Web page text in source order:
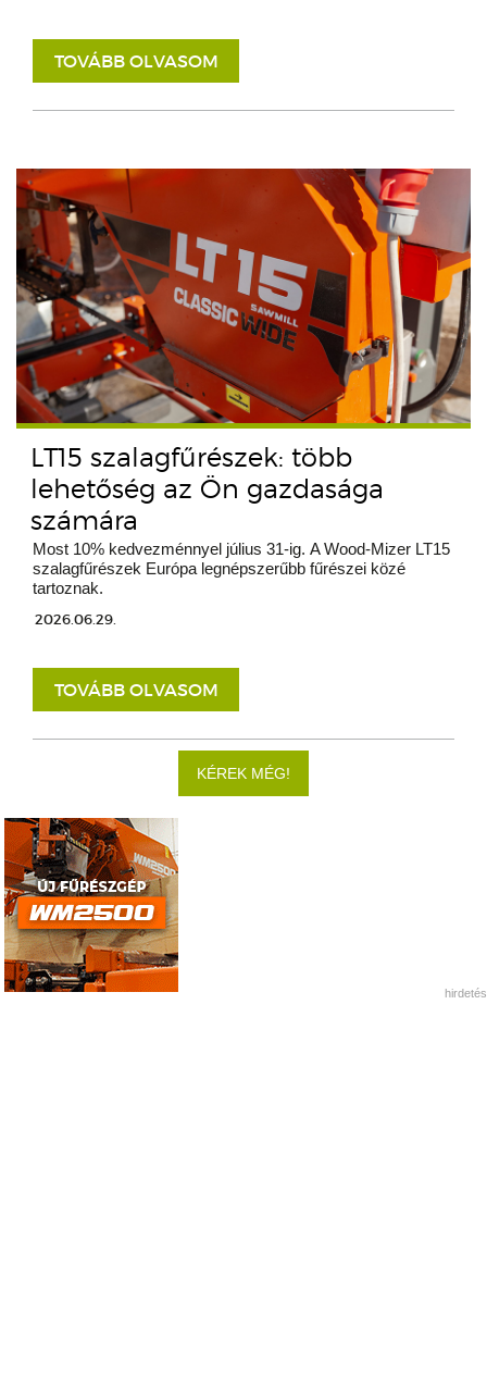
TOVÁBB OLVASOM
LT15 szalagfűrészek: több
lehetőség az Ön gazdasága
számára
Most 10% kedvezménnyel július 31-ig. A Wood-Mizer LT15
szalagfűrészek Európa legnépszerűbb fűrészei közé
tartoznak.
2026.06.29.
TOVÁBB OLVASOM
KÉREK MÉG!
hirdetés